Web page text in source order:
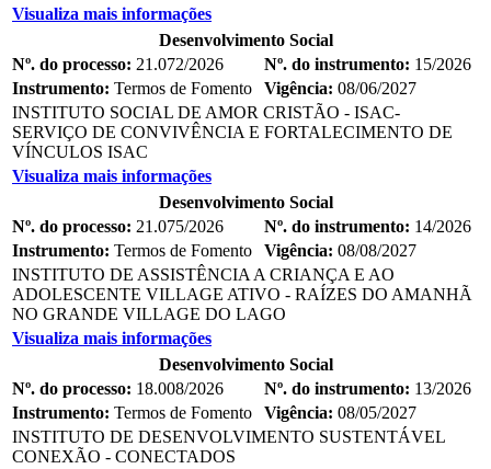
Visualiza mais informações
Desenvolvimento Social
Nº. do processo: 21.072/2026 Nº. do instrumento: 15/2026
Instrumento: Termos de Fomento Vigência: 08/06/2027
INSTITUTO SOCIAL DE AMOR CRISTÃO - ISAC-
SERVIÇO DE CONVIVÊNCIA E FORTALECIMENTO DE
VÍNCULOS ISAC
Visualiza mais informações
Desenvolvimento Social
Nº. do processo: 21.075/2026 Nº. do instrumento: 14/2026
Instrumento: Termos de Fomento Vigência: 08/08/2027
INSTITUTO DE ASSISTÊNCIA A CRIANÇA E AO
ADOLESCENTE VILLAGE ATIVO - RAÍZES DO AMANHÃ
NO GRANDE VILLAGE DO LAGO
Visualiza mais informações
Desenvolvimento Social
Nº. do processo: 18.008/2026 Nº. do instrumento: 13/2026
Instrumento: Termos de Fomento Vigência: 08/05/2027
INSTITUTO DE DESENVOLVIMENTO SUSTENTÁVEL
CONEXÃO - CONECTADOS